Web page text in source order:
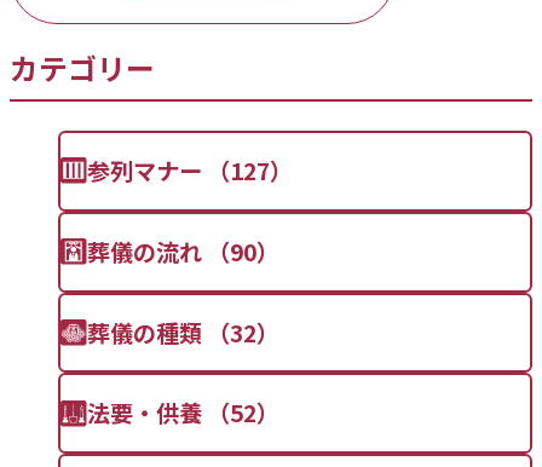
カテゴリー
参列マナー （127）
葬儀の流れ （90）
葬儀の種類 （32）
法要・供養 （52）